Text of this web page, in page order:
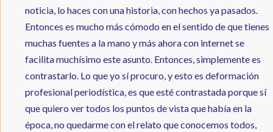
noticia, lo haces con una historia, con hechos ya pasados.
Entonces es mucho más cómodo en el sentido de que tienes
muchas fuentes a la mano y más ahora con internet se
facilita muchísimo este asunto. Entonces, simplemente es
contrastarlo. Lo que yo sí procuro, y esto es deformación
profesional periodística, es que esté contrastada porque sí
que quiero ver todos los puntos de vista que había en la
época, no quedarme con el relato que conocemos todos,